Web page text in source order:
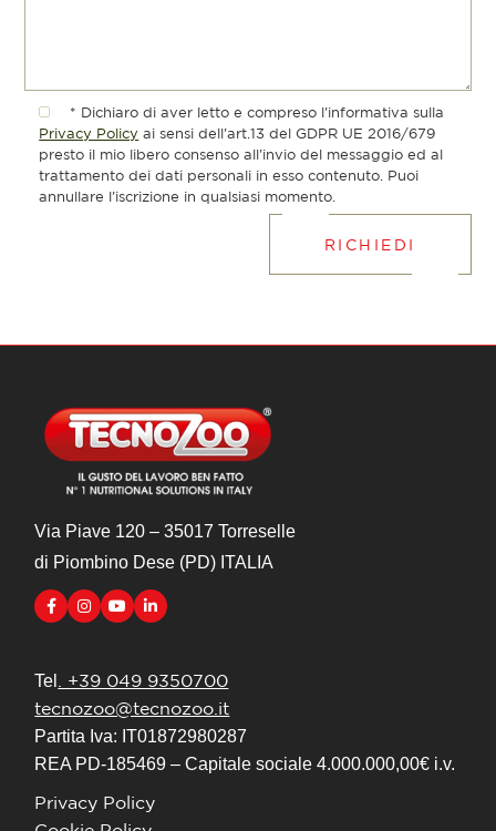
* Dichiaro di aver letto e compreso l'informativa sulla
Privacy Policy ai sensi dell'art.13 del GDPR UE 2016/679
presto il mio libero consenso all'invio del messaggio ed al
trattamento dei dati personali in esso contenuto. Puoi
annullare l'iscrizione in qualsiasi momento.
RICHIEDI
Via Piave 120 – 35017 Torreselle
di Piombino Dese (PD) ITALIA
Tel
. +39 049 9350700
tecnozoo@tecnozoo.it
Partita Iva: IT01872980287
REA PD-185469 – Capitale sociale 4.000.000,00€ i.v.
Privacy Policy